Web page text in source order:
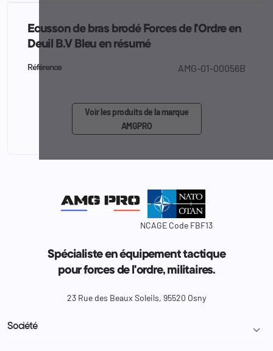
Ecusson de bras brodé Forces de l'Ordre en
Deuil B.V Bleu en résumé
Référence AMG-01-00056B
Voir les produits de la marque
AMGPRO
NCAGE Code FBF13
Spécialiste en équipement tactique
pour forces de l'ordre, militaires.
23 Rue des Beaux Soleils, 95520 Osny
Société 